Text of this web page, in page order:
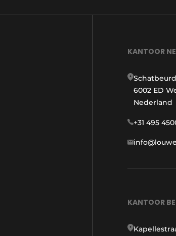
KANTOOR
6002 ED
Nederland
+31 495
KANTOOR